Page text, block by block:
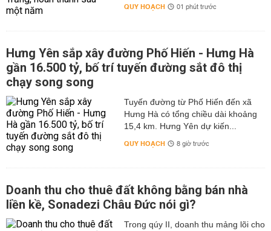
QUY HOẠCH 01 phút trước
Hưng Yên sắp xây đường Phố Hiến - Hưng Hà
gần 16.500 tỷ, bố trí tuyến đường sắt đô thị
chạy song song
Tuyến đường từ Phố Hiến đến xã
Hưng Hà có tổng chiều dài khoảng
15,4 km. Hưng Yên dự kiến...
QUY HOẠCH 8 giờ trước
Doanh thu cho thuê đất không bằng bán nhà
liền kề, Sonadezi Châu Đức nói gì?
Trong qúy II, doanh thu mảng lõi cho